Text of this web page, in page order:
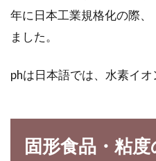
誕生日
誕生日ケー
リームでは
年に日本工業規格化の際
ました。
phは日本語では、水素イオ
固形食品・粘